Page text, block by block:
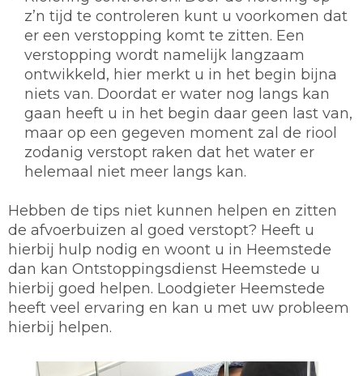
z’n tijd te controleren kunt u voorkomen dat
er een verstopping komt te zitten. Een
verstopping wordt namelijk langzaam
ontwikkeld, hier merkt u in het begin bijna
niets van. Doordat er water nog langs kan
gaan heeft u in het begin daar geen last van,
maar op een gegeven moment zal de riool
zodanig verstopt raken dat het water er
helemaal niet meer langs kan.
Hebben de tips niet kunnen helpen en zitten
de afvoerbuizen al goed verstopt? Heeft u
hierbij hulp nodig en woont u in Heemstede
dan kan Ontstoppingsdienst Heemstede u
hierbij goed helpen. Loodgieter Heemstede
heeft veel ervaring en kan u met uw probleem
hierbij helpen.